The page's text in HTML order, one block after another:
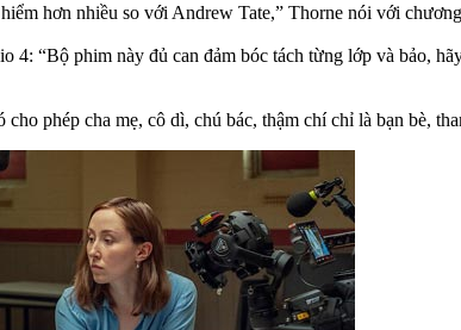
hơn nhiều so với Andrew Tate,” Thorne nói với
4: “Bộ phim này đủ can đảm bóc tách từng lớp và bảo,
phép cha mẹ, cô dì, chú bác, thậm chí chỉ là bạn bè,